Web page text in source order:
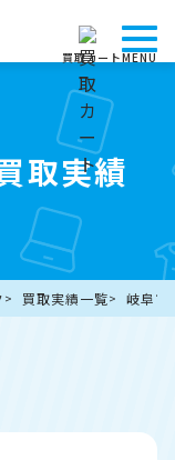
買取カートMENU
取実績
買取実績一覧 岐阜市